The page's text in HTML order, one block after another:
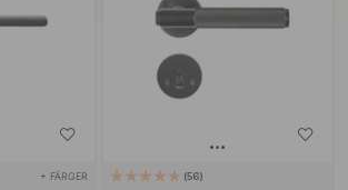
+ FÄRGER 56